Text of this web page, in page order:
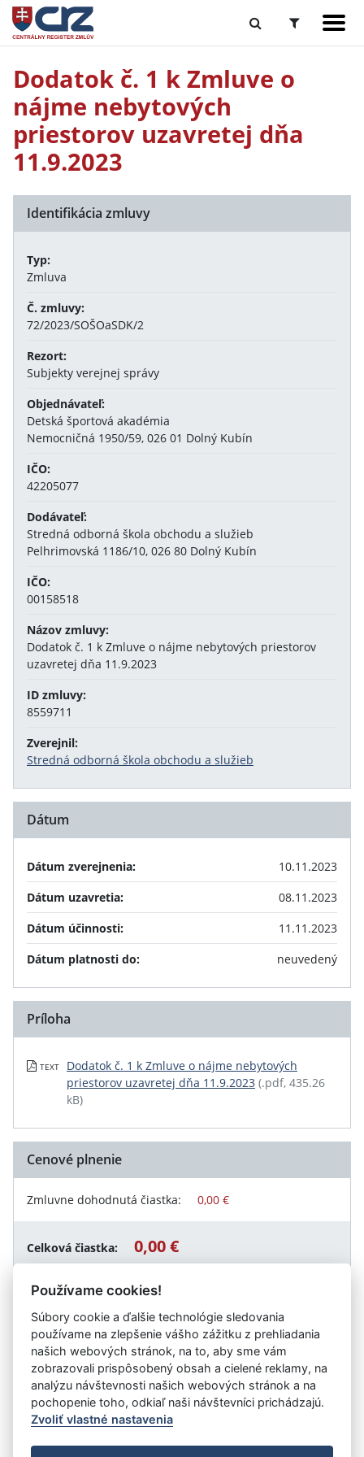
Dodatok č. 1 k Zmluve o
nájme nebytových
priestorov uzavretej dňa
11.9.2023
Identifikácia zmluvy
Typ:
Zmluva
Č. zmluvy:
72/2023/SOŠOaSDK/2
Rezort:
Subjekty verejnej správy
Objednávateľ:
Detská športová akadémia
Nemocničná 1950/59, 026 01 Dolný Kubín
IČO:
42205077
Dodávateľ:
Stredná odborná škola obchodu a služieb
Pelhrimovská 1186/10, 026 80 Dolný Kubín
IČO:
00158518
Názov zmluvy:
Dodatok č. 1 k Zmluve o nájme nebytových priestorov
uzavretej dňa 11.9.2023
ID zmluvy:
8559711
Zverejnil:
Stredná odborná škola obchodu a služieb
Dátum
Dátum zverejnenia:
10.11.2023
Dátum uzavretia:
08.11.2023
Dátum účinnosti:
11.11.2023
Dátum platnosti do:
neuvedený
Príloha
TEXT
Dodatok č. 1 k Zmluve o nájme nebytových
priestorov uzavretej dňa 11.9.2023 (.pdf, 435.26
kB)
Cenové plnenie
Zmluvne dohodnutá čiastka: 0,00 €
Celková čiastka: 0,00 €
Návrat späť
Vystavil:Stredná odborná škola obchodu a služieb
Úrad vlády SR - Všetky práva vyhradené
Používame cookies!
Súbory cookie a ďalšie technológie sledovania
používame na zlepšenie vášho zážitku z prehliadania
našich webových stránok, na to, aby sme vám
zobrazovali prispôsobený obsah a cielené reklamy, na
analýzu návštevnosti našich webových stránok a na
pochopenie toho, odkiaľ naši návštevníci prichádzajú.
Zvoliť vlastné nastavenia